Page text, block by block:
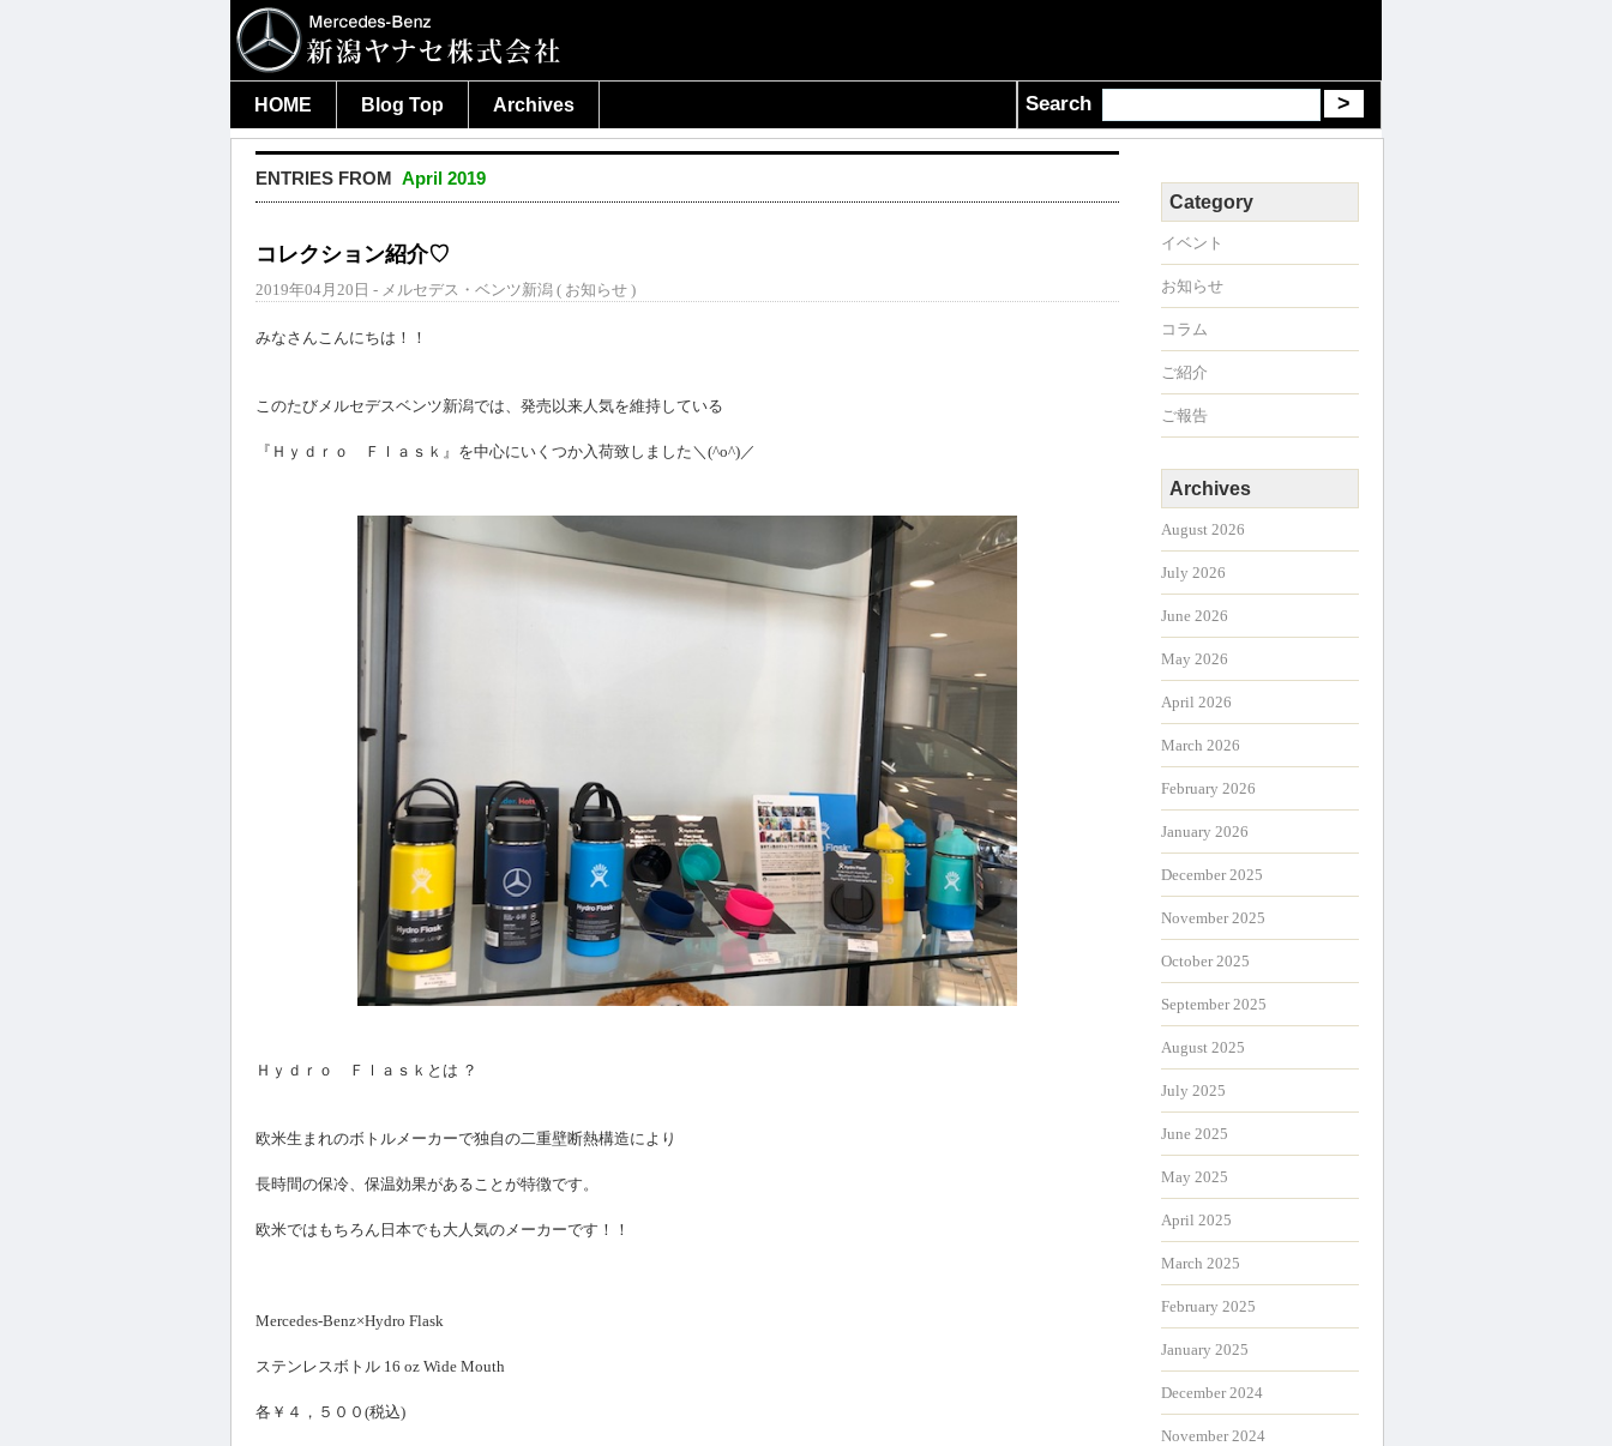
HOME Blog Top Archives Search
ENTRIES FROM April 2019
コレクション紹介♡
2019年04月20日 - メルセデス・ベンツ新潟 ( お知らせ )
みなさんこんにちは！！
このたびメルセデスベンツ新潟では、発売以来人気を維持している
『Ｈｙｄｒｏ Ｆｌａｓｋ』を中心にいくつか入荷致しました＼(^o^)／
Ｈｙｄｒｏ Ｆｌａｓｋとは ？
欧米生まれのボトルメーカーで独自の二重壁断熱構造により
長時間の保冷、保温効果があることが特徴です。
欧米ではもちろん日本でも大人気のメーカーです！！
Mercedes-Benz×Hydro Flask
ステンレスボトル 16 oz Wide Mouth
各￥４，５００(税込)
Category
イベント
お知らせ
コラム
ご紹介
ご報告
Archives
August 2026
July 2026
June 2026
May 2026
April 2026
March 2026
February 2026
January 2026
December 2025
November 2025
October 2025
September 2025
August 2025
July 2025
June 2025
May 2025
April 2025
March 2025
February 2025
January 2025
December 2024
November 2024